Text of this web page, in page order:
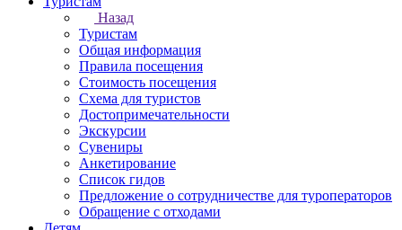
Назад
Туристам
Общая информация
Правила посещения
Стоимость посещения
Схема для туристов
Достопримечательности
Экскурсии
Сувениры
Анкетирование
Список гидов
Предложение о сотрудничестве для туроператоров
Обращение с отходами